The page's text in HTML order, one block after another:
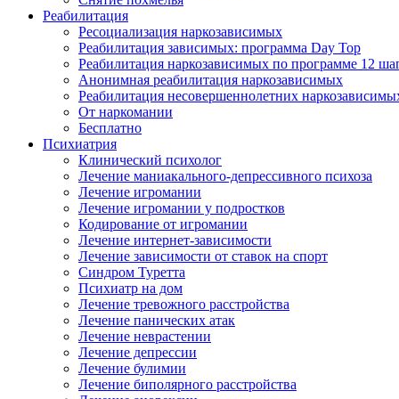
Реабилитация
Ресоциализация наркозависимых
Реабилитация зависимых: программа Day Top
Реабилитация наркозависимых по программе 12
Анонимная реабилитация наркозависимых
Реабилитация несовершеннолетних
От наркомании
Бесплатно
Психиатрия
Клинический психолог
Лечение маниакального-депрессивного психоза
Лечение игромании
Лечение игромании у подростков
Кодирование от игромании
Лечение интернет-зависимости
Лечение зависимости от ставок на спорт
Синдром Туретта
Психиатр на дом
Лечение тревожного расстройства
Лечение панических атак
Лечение неврастении
Лечение депрессии
Лечение булимии
Лечение биполярного расстройства